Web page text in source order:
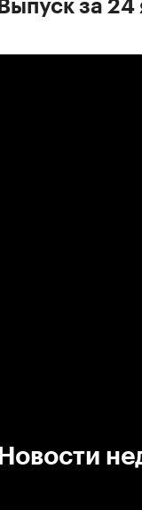
Выпуск за 24
Новости